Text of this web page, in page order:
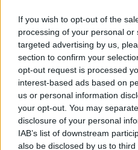
If you wish to opt-out of the
processing of your personal
targeted advertising by us,
section to confirm your
opt-out request is processed
interest-based ads based on
us or personal information
your opt-out. You may
disclosure of your personal
IAB’s list of downstream
also be disclosed by us to
tina9091
Forum freak
Happy stallendag van
woensdag 23 maart om
tina9091
Forum freak